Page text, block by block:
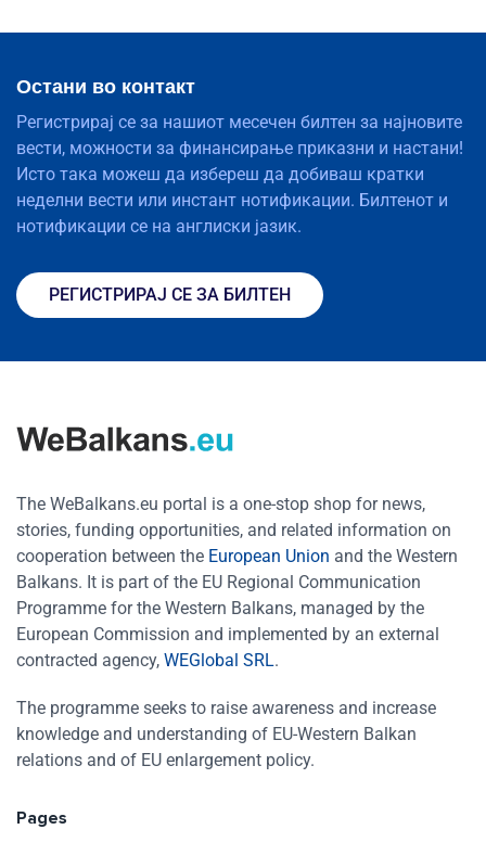
Остани во контакт
Регистрирај се за нашиот месечен билтен за најновите
вести, можности за финансирање приказни и настани!
Исто така можеш да избереш да добиваш кратки
неделни вести или инстант нотификации. Билтенот и
нотификации се на англиски јазик.
РЕГИСТРИРАЈ СЕ ЗА БИЛТЕН
The WeBalkans.eu portal is a one-stop shop for news,
stories, funding opportunities, and related information on
cooperation between the European Union and the Western
Balkans. It is part of the EU Regional Communication
Programme for the Western Balkans, managed by the
European Commission and implemented by an external
contracted agency, WEGlobal SRL.
The programme seeks to raise awareness and increase
knowledge and understanding of EU-Western Balkan
relations and of EU enlargement policy.
Pages